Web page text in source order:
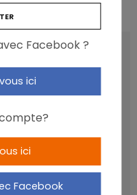
la santé
pour le sucré ?
c’est quoi ?
3 : quelles
Facebook ?
ici
ici
Facebook